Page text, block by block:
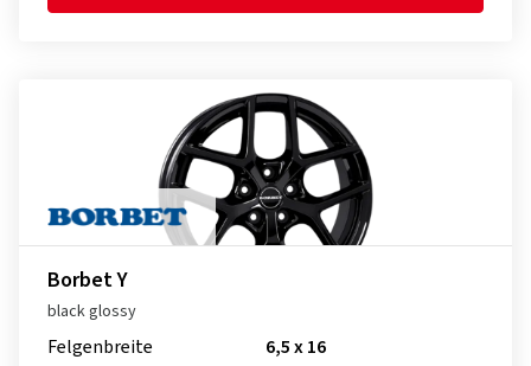
Borbet Y
black glossy
Felgenbreite
6,5 x 16